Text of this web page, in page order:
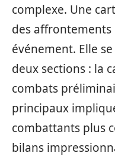
complexe. Une
des affrontements
événement. Elle
deux sections : la
combats
principaux
combattants plus
bilans